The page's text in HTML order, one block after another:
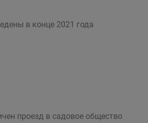
в конце 2021 года
проезд в садовое общество